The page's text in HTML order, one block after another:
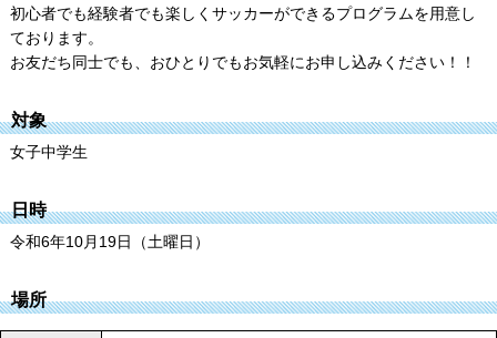
初心者でも経験者でも楽しくサッカーができるプログラムを用意し
ております。
お友だち同士でも、おひとりでもお気軽にお申し込みください！！
対象
女子中学生
日時
令和6年10月19日（土曜日）
場所